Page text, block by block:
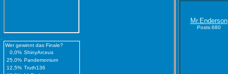
Mr.Enderson
Posts:680
Wer gewinnt das Finale?
0,0% ShinyArceus
25,0% Pandemonium
12,5% Truth136